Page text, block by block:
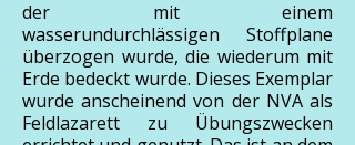
der mit einem
wasserundurchlässigen Stoffplane
überzogen wurde, die wiederum mit
Erde bedeckt wurde. Dieses Exemplar
wurde anscheinend von der NVA als
Feldlazarett zu Übungszwecken